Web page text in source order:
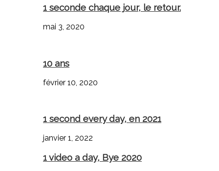
1 seconde chaque jour, le retour.
mai 3, 2020
10 ans
février 10, 2020
1 second every day, en 2021
janvier 1, 2022
1 video a day, Bye 2020